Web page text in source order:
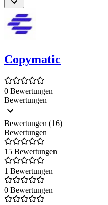
Copymatic
0 Bewertungen
Bewertungen
Bewertungen (16)
Bewertungen
15 Bewertungen
1 Bewertungen
0 Bewertungen